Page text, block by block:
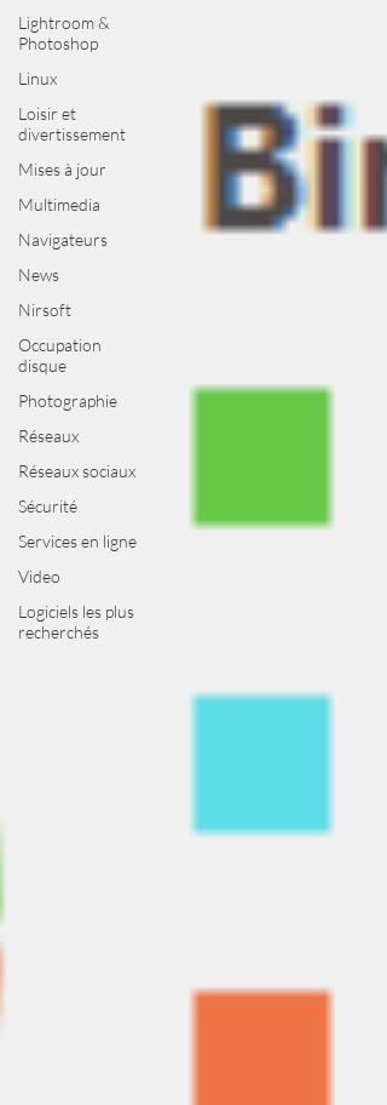
Lightroom &
Photoshop
Linux
Loisir et
divertissement
Mises à jour
Multimedia
Navigateurs
News
Nirsoft
Occupation
disque
Photographie
Réseaux
Réseaux sociaux
Sécurité
Services en ligne
Video
Logiciels les plus
recherchés